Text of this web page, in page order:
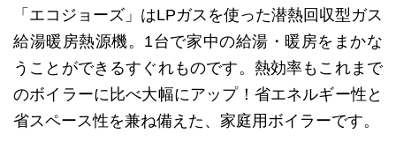
「エコジョーズ」はLPガスを使った潜熱回収型ガス
給湯暖房熱源機。 1台で家中の給湯・暖房をまかな
うことができるすぐれものです。 熱効率もこれまで
のボイラーに比べ大幅にアップ！ 省エネルギー性と
省スペース性を兼ね備えた、家庭用ボイラーです。